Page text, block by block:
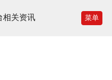
相关资讯 菜单